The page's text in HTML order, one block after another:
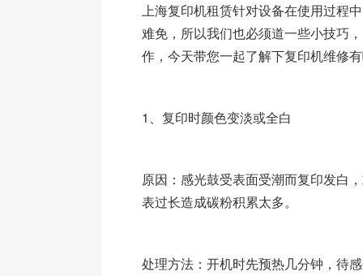
上海复印机租赁针对设备在使用过程
难免，所以我们也必须道一些小技巧
作，今天带您一起了解下复印机维修
1、复印时颜色变淡或全白
原因：感光鼓受表面受潮而复印发白
表过长造成碳粉积累太多。
处理方法：开机时先预热几分钟，待